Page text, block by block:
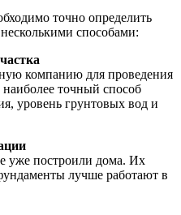
точно определить
способами:
компанию для проведения
точный способ
уровень грунтовых вод и
уже построили дома. Их
лучше работают в